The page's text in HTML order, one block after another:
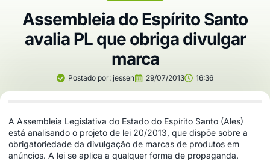
Assembleia do Espírito Santo
avalia PL que obriga divulgar
marca
Postado por: jessen 29/07/2013 16:36
A Assembleia Legislativa do Estado do Espírito Santo (Ales)
está analisando o projeto de lei 20/2013, que dispõe sobre a
obrigatoriedade da divulgação de marcas de produtos em
anúncios. A lei se aplica a qualquer forma de propaganda.